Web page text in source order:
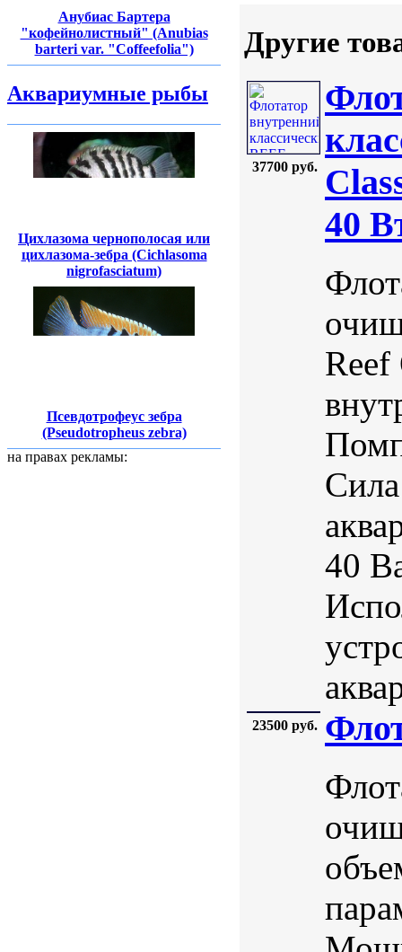
Анубиас Бартера
"кофейнолистный" (Anubias
barteri var. "Coffeefolia")
Аквариумные рыбы
Цихлазома чернополосая или
цихлазома-зебра (Cichlasoma
nigrofasciatum)
Псевдотрофеус зебра
(Pseudotropheus zebra)
на правах рекламы:
Другие
37700 руб.
40
Reef
40
23500 руб.